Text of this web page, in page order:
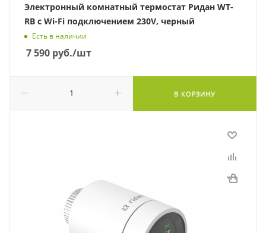
Электронный комнатный термостат Ридан WT-
RB с Wi-Fi подключением 230V, черный
Есть в наличии
7 590 руб./шт
В КОРЗИНУ